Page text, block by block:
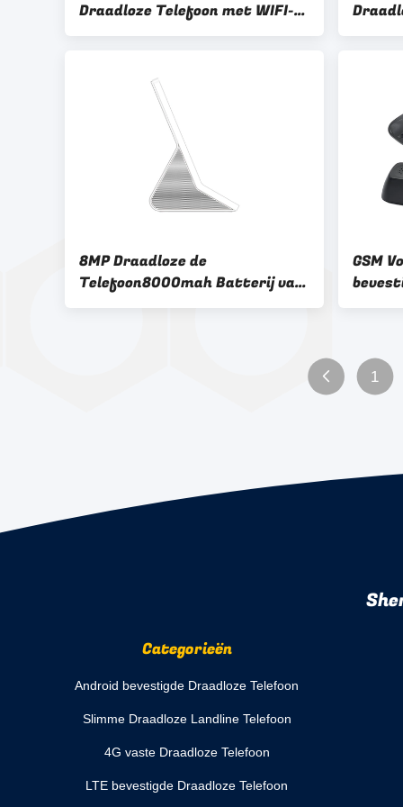
Draadloze Telefoon met WIFI-
Hotspot MP3 Spelfm Radiosms
8MP Draadloze de
Telefoon8000mah Batterij van
HD Camera Volte Fixed
GSM
1
Categorieën
Android bevestigde Draadloze Telefoon
Slimme Draadloze Landline Telefoon
4G vaste Draadloze Telefoon
LTE bevestigde Draadloze Telefoon